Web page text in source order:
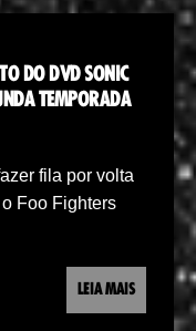
DO DVD SONIC
TEMPORADA
fila por volta
Foo Fighters
LEIA MAIS